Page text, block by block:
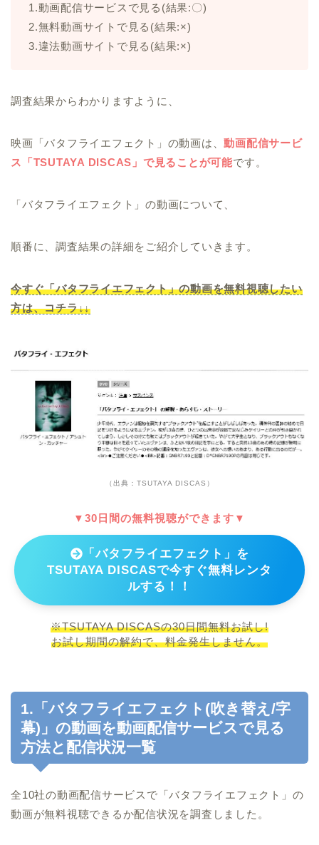
1.動画配信サービスで見る(結果:〇)
2.無料動画サイトで見る(結果:×)
3.違法動画サイトで見る(結果:×)
調査結果からわかりますように、
映画「バタフライエフェクト」の動画は、動画配信サービ
ス「TSUTAYA DISCAS」で見ることが可能です。
「バタフライエフェクト」の動画について、
順番に、調査結果の詳細をご紹介していきます。
今すぐ「バタフライエフェクト」の動画を無料視聴したい
方は、コチラ↓↓
（出典：TSUTAYA DISCAS）
▼30日間の無料視聴ができます▼
「バタフライエフェクト」を
TSUTAYA DISCASで今すぐ無料レンタ
ルする！！
※TSUTAYA DISCASの30日間無料お試し!
お試し期間の解約で、料金発生しません。
1.「バタフライエフェクト(吹き替え/字
幕)」の動画を動画配信サービスで見る
方法と配信状況一覧
全10社の動画配信サービスで「バタフライエフェクト」の
動画が無料視聴できるか配信状況を調査しました。